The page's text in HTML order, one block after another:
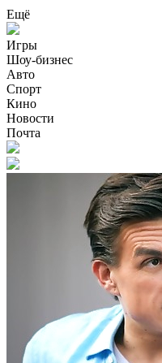
Ещё
Игры
Шоу-бизнес
Авто
Спорт
Кино
Новости
Почта